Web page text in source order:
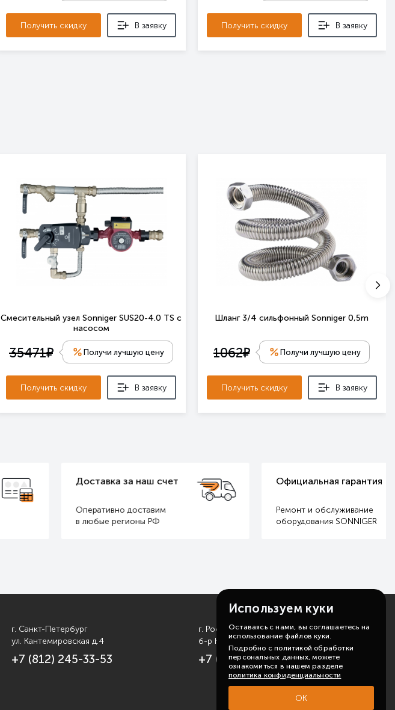
Получить скидку В заявку Получить скидку В заявку
Смесительный узел Sonniger SUS20-4.0 TS с
насосом
35471е Получи лучшую цену
Получить скидку В заявку
Шланг 3/4 сильфонный Sonniger 0,5m
1062е Получи лучшую цену
Получить скидку В заявку
Доставка за наш счет
Оперативно доставим
в любые регионы РФ
Официальная гарантия
Ремонт и обслуживание
оборудования SONNIGER
г. Санкт-Петербург
ул. Кантемировская д.4
+7 (812) 245-33-53
г. Ростов-на-Дону
б-р Комарова, д. 11
+7 (863) 310-99-19
Используем куки
Оставаясь с нами, вы соглашаетесь на
использование файлов куки.
Подробно с политикой обработки
персональных данных, можете
ознакомиться в нашем разделе
политика конфиденциальности
ОК